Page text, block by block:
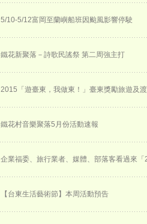
5/10-5/12富岡至蘭嶼船班因颱風影響停駛
鐵花新聚落－詩歌民謠祭 第二周強主打
2015「遊臺東，我做東！」臺東獎勵旅遊及
鐵花村音樂聚落5月份活動速報
企業福委、旅行業者、媒體、部落客看過來
【台東生活藝術節】本周活動預告